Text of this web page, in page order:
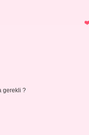
gerekli ?